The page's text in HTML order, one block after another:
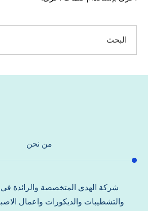
من نحن
شركة الهدي المتخصصة والرائدة في
والتشطيبات والديكورات واعمال